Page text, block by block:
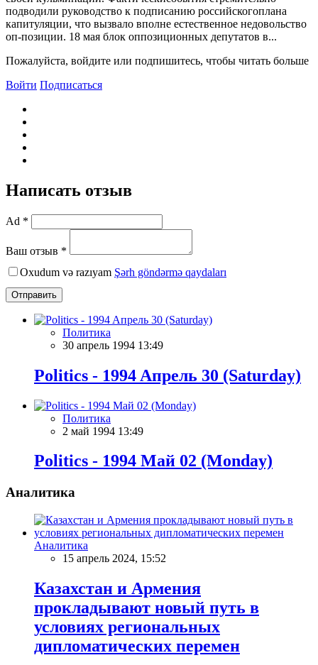
подводили руководство к подписанию российскогоплана
капитуляции, что вызвало вполне естественное недовольство
оп-позиции. 18 мая блок оппозиционных депутатов в...
Пожалуйста, войдите или подпишитесь, чтобы читать больше
Войти Подписаться
Написать отзыв
Ad *
Ваш отзыв *
Oxudum və razıyam Şərh göndərmə qaydaları
Отправить
Политика
30 апрель 1994 13:49
Politics - 1994 Aпрель 30 (Saturday)
Политика
2 май 1994 13:49
Politics - 1994 Май 02 (Monday)
Аналитика
Аналитика
15 апрель 2024, 15:52
Казахстан и Армения
прокладывают новый путь в
условиях региональных
дипломатических перемен